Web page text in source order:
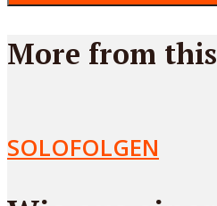
More from
SOLOFOLGEN